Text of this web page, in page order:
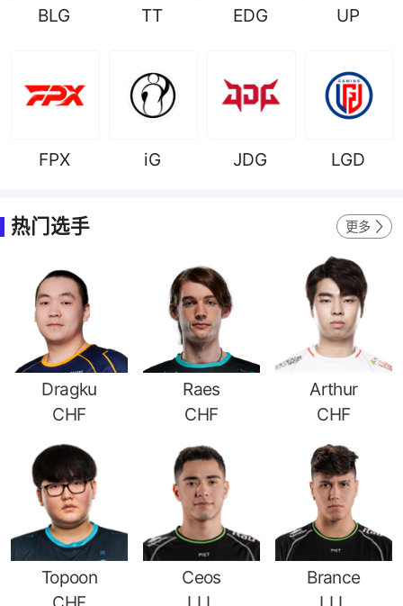
BLG TT EDG UP
FPX iG JDG LGD
热门选手 更多
Dragku
CHF
Raes
CHF
Arthur
CHF
Topoon
Ceos
Brance